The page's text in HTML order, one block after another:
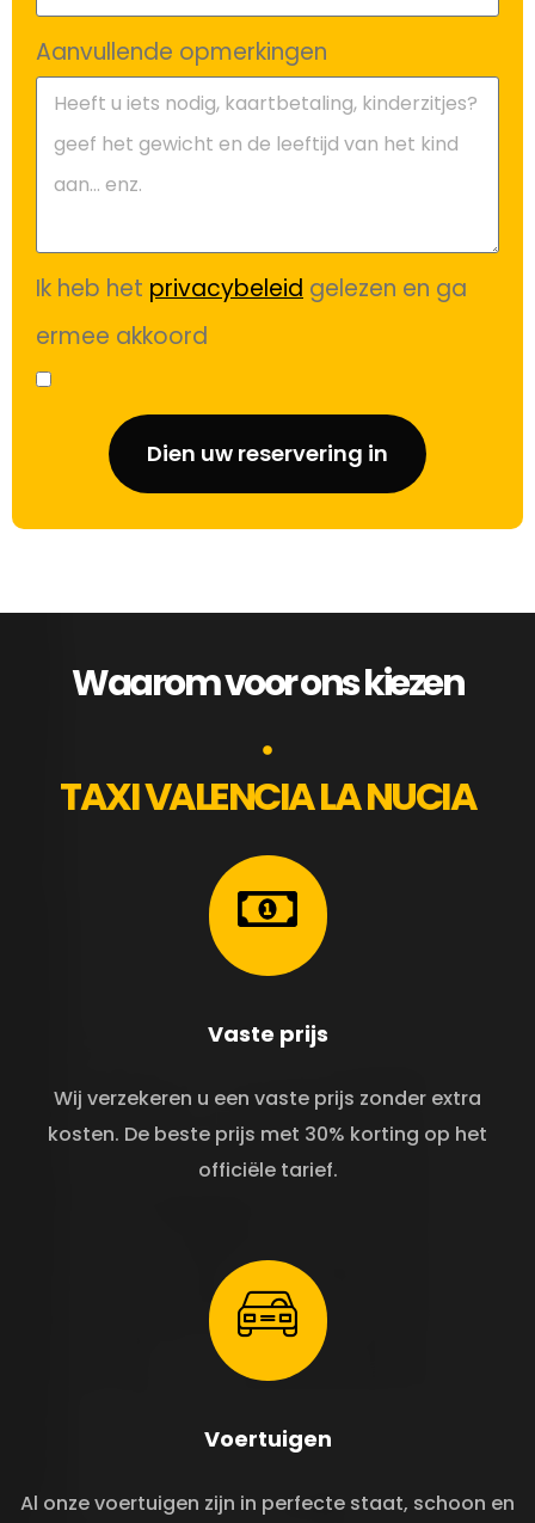
Aanvullende opmerkingen
Ik heb het privacybeleid gelezen en ga
ermee akkoord
Dien uw reservering in
Waarom voor ons kiezen
TAXI VALENCIA LA NUCIA
Vaste prijs
Wij verzekeren u een vaste prijs zonder extra
kosten. De beste prijs met 30% korting op het
officiële tarief.
Voertuigen
Al onze voertuigen zijn in perfecte staat, schoon en